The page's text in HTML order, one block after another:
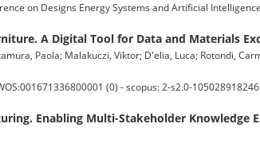
on Designs Energy Systems and Artificial
A Digital Tool for Data and Materials
Paola; Malakuczi, Viktor; D'elia, Luca; Rotondi,
(0) - scopus: 2-s2.0-
Enabling Multi-Stakeholder Knowledge